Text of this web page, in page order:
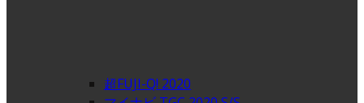
超FUJI-Q! 2020